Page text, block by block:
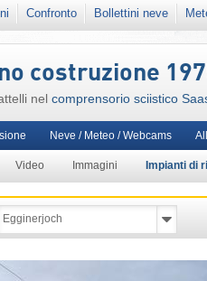
comprensorio sciistico è presente
Occidentali
Alpi Europa Occidentale
Confronto Bollettini neve
costruzione
nel comprensorio sciistico
Video Immagini Impianti di
Neve / Meteo / Webcams